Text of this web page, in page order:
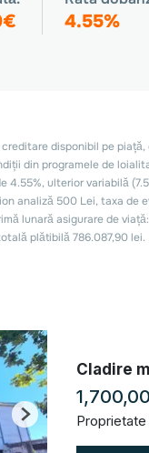
Next
Cladire